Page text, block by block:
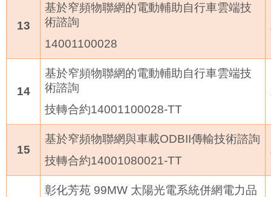
13
基於窄頻物聯網的電動輔助自行車雲端技
術諮詢
14001100028
14
基於窄頻物聯網的電動輔助自行車雲端技
術諮詢
技轉合約14001100028-TT
15
基於窄頻物聯網與車載ODBII傳輸技術諮詢
技轉合約14001080021-TT
彰化芳苑 99MW 太陽光電系統併網電力品